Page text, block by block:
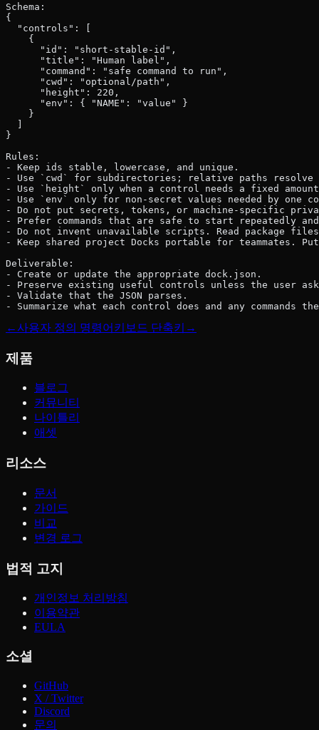
Schema:
{
  "controls": [
    {
      "id": "short-stable-id",
      "title": "Human label",
      "command": "safe command to run",
      "cwd": "optional/path",
      "height": 220,
      "env": { "NAME": "value" }
    }
}
Rules:
- Keep ids stable, lowercase, and unique.
- Use `cwd` for subdirectories; relative paths resolve
- Use `height` only when a control needs a fixed
- Use `env` only for non-secret values needed by one
- Do not put secrets, tokens, or machine-specific
- Prefer commands that are safe to start repeatedly
- Do not invent unavailable scripts. Read package
- Keep shared project Docks portable for teammates.
Deliverable:
- Create or update the appropriate dock.json.
- Preserve existing useful controls unless the user
- Validate that the JSON parses.
- Summarize what each control does and any
←사용자 정의 명령어 키보드 단축키 →
제품
블로그
커뮤니티
나이틀리
애셋
리소스
문서
가이드
비교
변경 로그
법적 고지
개인정보 처리방침
이용약관
EULA
소셜
GitHub
X / Twitter
Discord
문의